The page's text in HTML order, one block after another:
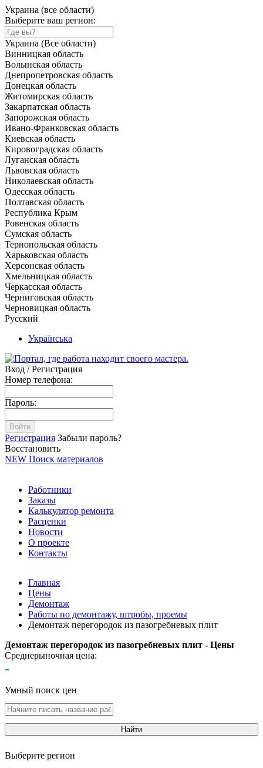
Украина (все области)
Выберите ваш регион:
Украина (Все области)
Винницкая область
Волынская область
Днепропетровская область
Донецкая область
Житомирская область
Закарпатская область
Запорожская область
Ивано-Франковская область
Киевская область
Кировоградская область
Луганская область
Львовская область
Николаевская область
Одесская область
Полтавская область
Республика Крым
Ровенская область
Сумская область
Тернопольская область
Харьковская область
Херсонская область
Хмельницкая область
Черкасская область
Черниговская область
Черновицкая область
Русский
Українська
Вход / Регистрация
Номер телефона:
Пароль:
Войти
Регистрация Забыли пароль?
Восстановить
NEW Поиск материалов
Работники
Заказы
Калькулятор ремонта
Расценки
Новости
О проекте
Контакты
Главная
Цены
Демонтаж
Работы по демонтажу, штробы, проемы
Демонтаж перегородок из пазогребневых плит
Демонтаж перегородок из пазогребневых плит - Цены
Среднерыночная цена:
-
Умный поиск цен
Найти
Выберите регион